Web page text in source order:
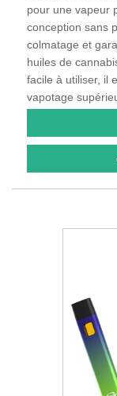
pour une vapeur
conception sans
colmatage et
huiles de
facile à utiliser, il
vapotage